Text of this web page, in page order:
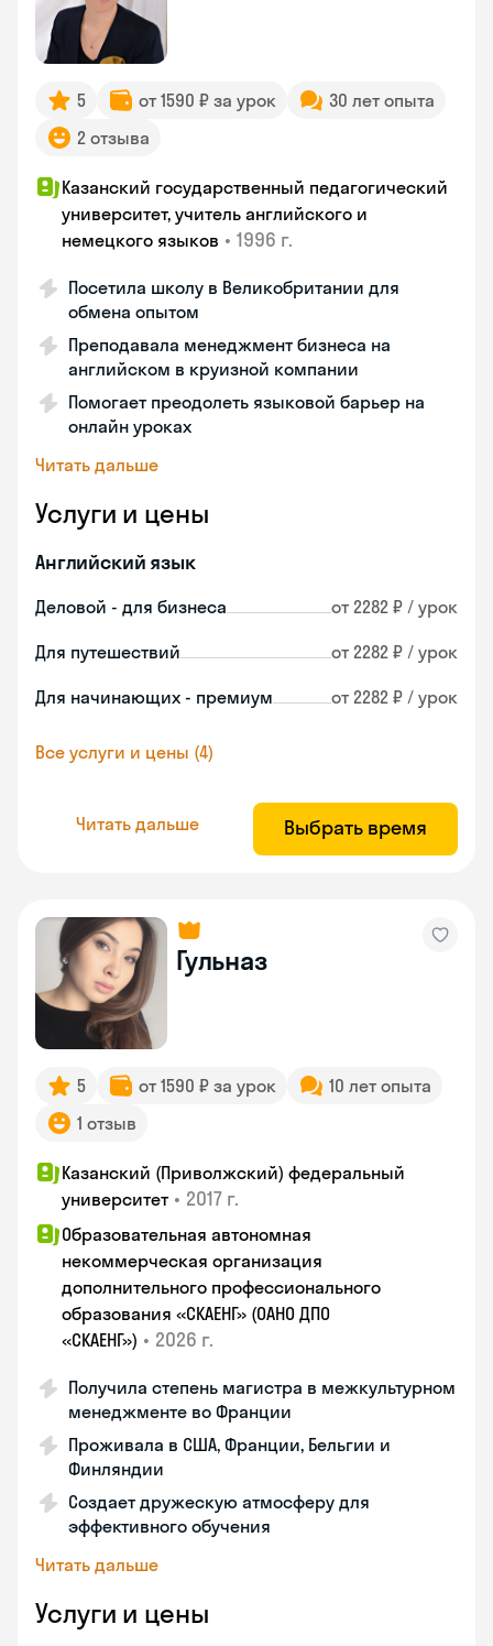
5 от 1590 ₽ за урок
30 лет опыта
2 отзыва
Казанский государственный педагогический
университет, учитель английского и
немецкого языков • 1996 г.
Посетила школу в Великобритании для
обмена опытом
Преподавала менеджмент бизнеса на
английском в круизной компании
Помогает преодолеть языковой барьер на
онлайн уроках
Читать дальше
Услуги и цены
Английский язык
Деловой - для бизнеса от 2282 ₽ / урок
Для путешествий от 2282 ₽ / урок
Для начинающих - премиум от 2282 ₽ / урок
Все услуги и цены (4)
Читать дальше Выбрать время
Гульназ
5 от 1590 ₽ за урок
10 лет опыта
1 отзыв
Казанский (Приволжский) федеральный
университет • 2017 г.
Образовательная автономная
некоммерческая организация
дополнительного профессионального
образования «СКАЕНГ» (ОАНО ДПО
«СКАЕНГ») • 2026 г.
Получила степень магистра в межкультурном
менеджменте во Франции
Проживала в США, Франции, Бельгии и
Финляндии
Создает дружескую атмосферу для
эффективного обучения
Читать дальше
Услуги и цены